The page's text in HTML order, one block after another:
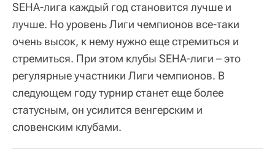
SEHA-лига каждый год становится лучше и
лучше. Но уровень Лиги чемпионов все-таки
очень высок, к нему нужно еще стремиться и
стремиться. При этом клубы SEHA-лиги – это
регулярные участники Лиги чемпионов. В
следующем году турнир станет еще более
статусным, он усилится венгерским и
словенским клубами.